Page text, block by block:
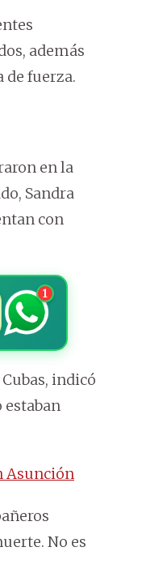
además
de fuerza.
en la
Sandra
con
1
indicó
estaban
Asunción
No es